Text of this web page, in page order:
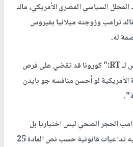
المحلل السياسي المصري الأمريكي، ماك
ترامب وزوجته ميلانيا بفيروس
له.
وتابع شرقاوي في حديث خاص لـ RT:" كورونا قد تقضي على فرص
الأمريكية لو أحسن منافسه جو بايدن
الحجر الصحي ليس اختياريا بل
إجباربا" وهو ما قد يترتب عليه تداعيات قانونية حسب نص المادة 25